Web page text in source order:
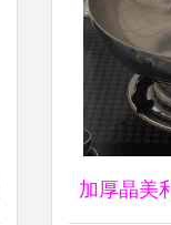
加厚晶美